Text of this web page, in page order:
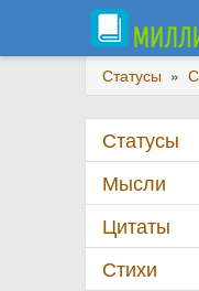
Статусы »
Статусы
Мысли
Цитаты
Стихи